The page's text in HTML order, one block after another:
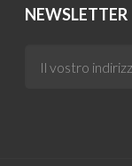
NEWSLETTER